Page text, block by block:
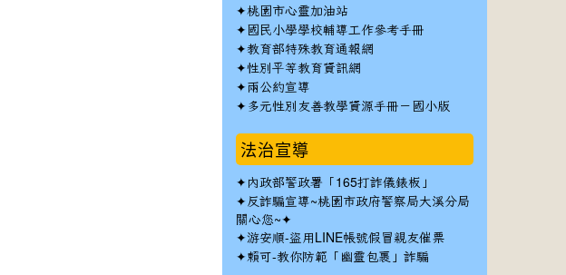
✦桃園市心靈加油站
✦ 國民小學學校輔導工作參考手冊
✦教育部特殊教育通報網
✦性別平等教育資訊網
✦兩公約宣導
✦ 多元性別友善教學資源手冊－國小版
法治宣導
✦ 內政部警政署「165打詐儀錶板」
✦反詐騙宣導~桃園市政府警察局大溪分局
關心您~✦
✦游安順-盜用LINE帳號假冒親友催票
✦賴可-教你防範「幽靈包裹」詐騙